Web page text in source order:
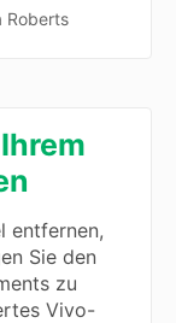
Roberts
entfernen,
Sie den
zu
Vivo-